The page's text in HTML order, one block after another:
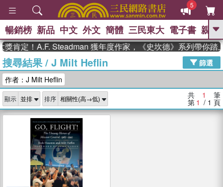
5
GO
熱搜： The Odyssey 、
父親節 、 如果歷史是一群喵 、 暑期
念華 、 台灣的李登輝時代 、 數學女
孩：黎曼猜想
偉大的迷走神經
暢銷榜 新品 中文 外文 簡體 三民東大 電子書 親子
肯定！A.F. Steadman 獲年度作家，《史坎德》系列帶你踏
搜尋結果/ J Milt Heflin
篩選
作者：J Milt Heflin
顯示 排序 共 1 筆
第 1 / 1 頁